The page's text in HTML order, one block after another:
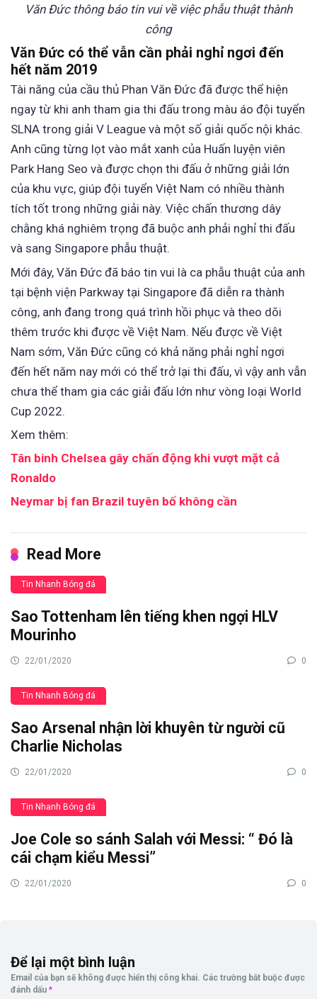
Văn Đức thông báo tin vui về việc phẫu thuật thành
công
Văn Đức có thể vẫn cần phải nghỉ ngơi đến
hết năm 2019
Tài năng của cầu thủ Phan Văn Đức đã được thể hiện
ngay từ khi anh tham gia thi đấu trong màu áo đội tuyển
SLNA trong giải V League và một số giải quốc nội khác.
Anh cũng từng lọt vào mắt xanh của Huấn luyện viên
Park Hang Seo và được chọn thi đấu ở những giải lớn
của khu vực, giúp đội tuyển Việt Nam có nhiều thành
tích tốt trong những giải này. Việc chấn thương dây
chằng khá nghiêm trọng đã buộc anh phải nghỉ thi đấu
và sang Singapore phẫu thuật.
Mới đây, Văn Đức đã báo tin vui là ca phẫu thuật của anh
tại bệnh viện Parkway tại Singapore đã diễn ra thành
công, anh đang trong quá trình hồi phục và theo dõi
thêm trước khi được về Việt Nam. Nếu được về Việt
Nam sớm, Văn Đức cũng có khả năng phải nghỉ ngơi
đến hết năm nay mới có thể trở lại thi đấu, vì vậy anh vẫn
chưa thể tham gia các giải đấu lớn như vòng loại World
Cup 2022.
Xem thêm:
Tân binh Chelsea gây chấn động khi vượt mặt cả
Ronaldo
Neymar bị fan Brazil tuyên bố không cần
Read More
Tin Nhanh Bóng đá
Sao Tottenham lên tiếng khen ngợi HLV
Mourinho
22/01/2020 0
Tin Nhanh Bóng đá
Sao Arsenal nhận lời khuyên từ người cũ
Charlie Nicholas
22/01/2020 0
Tin Nhanh Bóng đá
Joe Cole so sánh Salah với Messi: “ Đó là
cái chạm kiểu Messi”
22/01/2020 0
Để lại một bình luận
Email của bạn sẽ không được hiển thị công khai. Các trường bắt buộc được
đánh dấu *